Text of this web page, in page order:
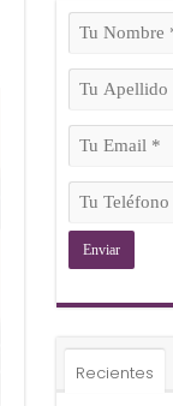
Tu
(Obligatorio)
Tu
Apellido
(Obligatorio)
Tu
(Obligatorio)
Tu
(Obligatorio)
Recientes